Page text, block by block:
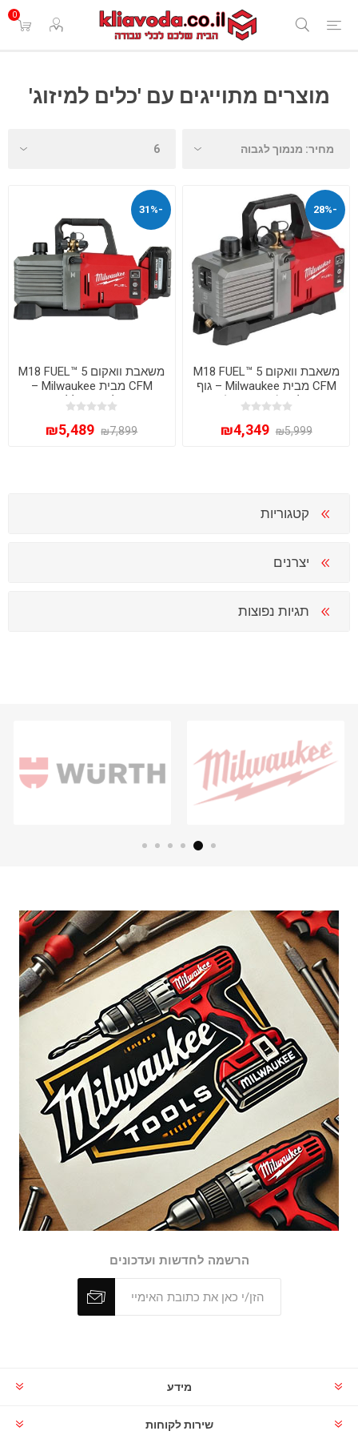
0
מוצרים מתוייגים עם 'כלים למיזוג'
-28%
משאבת וואקום M18 FUEL™ 5
CFM מבית Milwaukee – גוף
בלבד (Bare Tool)
₪5,999
₪4,349
-31%
משאבת וואקום M18 FUEL™ 5
CFM מבית Milwaukee –
עוצמה אלחוטית ללא פשרות
₪7,899
₪5,489
קטגוריות
יצרנים
תגיות נפוצות
הרשמה לחדשות ועדכונים
מידע
שירות לקוחות